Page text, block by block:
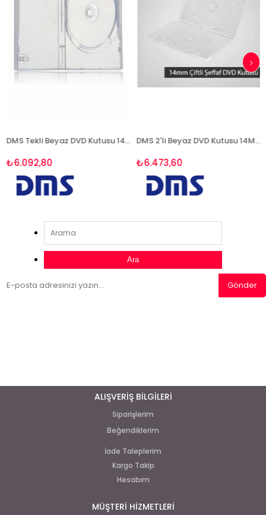
DMS Tekli Beyaz DVD Kutusu 14MM - 100 Adet / Koli DMS 2'li Beyaz DVD Kutusu 14MM - 100 Adet / Koli
₺6.473,60
Ara
Gönder
ALIŞVERİŞ BİLGİLERİ
Siparişlerim
Beğendiklerim
İade Taleplerim
Kargo Takip
Hesabım
MÜŞTERİ HİZMETLERİ